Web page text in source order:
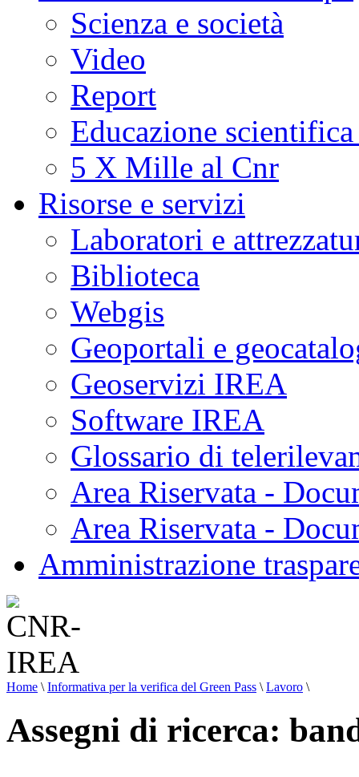
Scienza e società
Video
Report
Educazione
5 X Mille al Cnr
Risorse e servizi
Laboratori e
Biblioteca
Webgis
Geoportali e
Geoservizi IREA
Software IREA
Glossario di
Area Riservata -
Area Riservata -
Amministrazione
Home \ Informativa per la verifica del Green Pass \ Lavoro \
Assegni di ricerca: